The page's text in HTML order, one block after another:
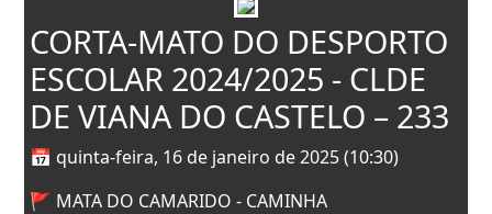
CORTA-MATO DO DESPORTO
ESCOLAR 2024/2025 - CLDE
DE VIANA DO CASTELO – 233
📅 quinta-feira, 16 de janeiro de 2025 (10:30)
🚩 MATA DO CAMARIDO - CAMINHA